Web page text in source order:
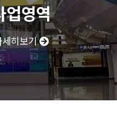
업영역
세히보기